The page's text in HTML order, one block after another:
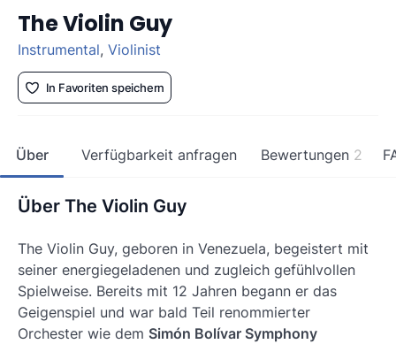
The Violin Guy
Instrumental, Violinist
In Favoriten speichern
Über Verfügbarkeit anfragen Bewertungen 2
Über The Violin Guy
The Violin Guy, geboren in Venezuela, begeistert mit
seiner energiegeladenen und zugleich gefühlvollen
Spielweise. Bereits mit 12 Jahren begann er das
Geigenspiel und war bald Teil renommierter
Orchester wie dem Simón Bolívar Symphony